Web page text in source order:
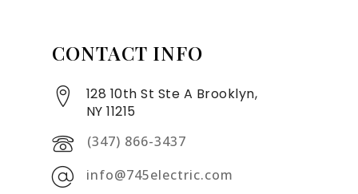
CONTACT INFO
128 10th St Ste A Brooklyn,
NY 11215
(347) 866-3437
info@745electric.com